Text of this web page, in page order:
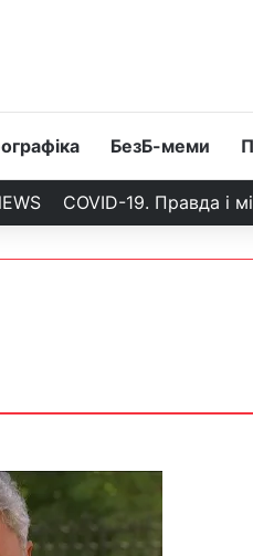
БезБ-меми
COVID-19. Правда і